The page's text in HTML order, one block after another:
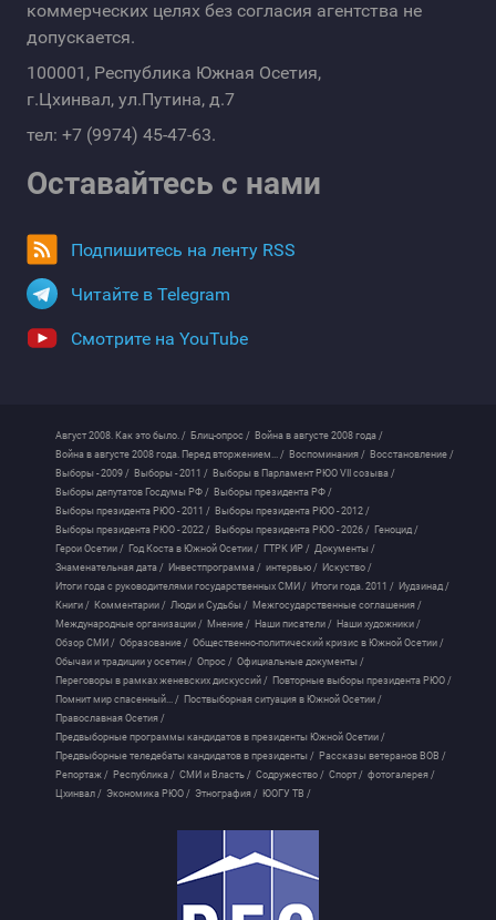
коммерческих целях без согласия агентства не
допускается.
100001, Республика Южная Осетия,
г.Цхинвал, ул.Путина, д.7
тел: +7 (9974) 45-47-63.
Оставайтесь с нами
Подпишитесь на ленту RSS
Читайте в Telegram
Смотрите на YouTube
Август 2008. Как это было. / Блиц-опрос / Война в августе 2008 года /
Война в августе 2008 года. Перед вторжением... / Воспоминания / Восстановление /
Выборы - 2009 / Выборы - 2011 / Выборы в Парламент РЮО VII созыва /
Выборы депутатов Госдумы РФ / Выборы президента РФ /
Выборы президента РЮО - 2011 / Выборы президента РЮО - 2012 /
Выборы президента РЮО - 2022 / Выборы президента РЮО - 2026 / Геноцид /
Герои Осетии / Год Коста в Южной Осетии / ГТРК ИР / Документы /
Знаменательная дата / Инвестпрограмма / интервью / Искуство /
Итоги года с руководителями государственных СМИ / Итоги года. 2011 / Иудзинад /
Книги / Комментарии / Люди и Судьбы / Межгосударственные соглашения /
Международные организации / Мнение / Наши писатели / Наши художники /
Обзор СМИ / Образование / Общественно-политический кризис в Южной Осетии /
Обычаи и традиции у осетин / Опрос / Официальные документы /
Переговоры в рамках женевских дискуссий / Повторные выборы президента РЮО /
Помнит мир спасенный... / Поствыборная ситуация в Южной Осетии /
Православная Осетия /
Предвыборные программы кандидатов в президенты Южной Осетии /
Предвыборные теледебаты кандидатов в президенты / Рассказы ветеранов ВОВ /
Репортаж / Республика / СМИ и Власть / Содружество / Спорт / фотогалерея /
Цхинвал / Экономика РЮО / Этнография / ЮОГУ ТВ /